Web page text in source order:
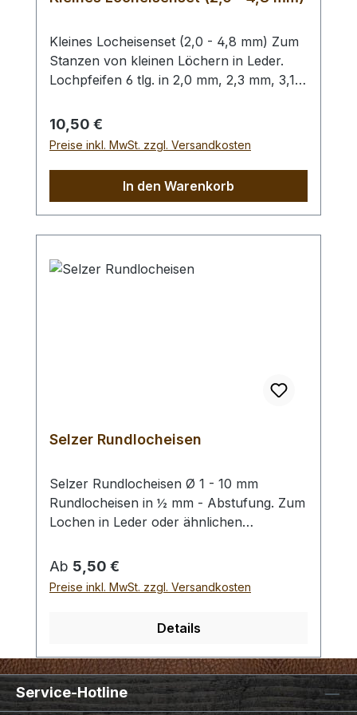
Kleines Locheisenset (2,0 - 4,8 mm) Zum
Stanzen von kleinen Löchern in Leder.
Lochpfeifen 6 tlg. in 2,0 mm, 2,3 mm, 3,1
benutzen Sie zum Schlagen unbedingt
einen geeigneten Hammer (keinen
Stahlhammer) und eine geeignete
eine Beschädigung des Werkzeugs
auszuschliessen, siehe Zubehör.
Regulärer Preis:
10,50 €
Preise inkl. MwSt. zzgl. Versandkosten
In den Warenkorb
Selzer Rundlocheisen
Selzer Rundlocheisen Ø 1 - 10 mm
Rundlocheisen in ½ mm - Abstufung. Zum
Lochen in Leder oder ähnlichen
Unterlage und einen geeigneten
Hammer zum Schlagen, (keinen
Stahlhammer; Gefahr des Splitterns) siehe
erhalten Sie 1 Selzer Rundlocheisen der
gewählten Größe.
Regulärer Preis:
Ab 5,50 €
Preise inkl. MwSt. zzgl. Versandkosten
Details
Service-Hotline